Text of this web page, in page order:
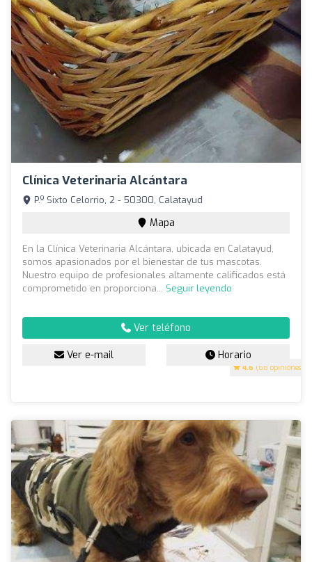
Clínica Veterinaria Alcántara
4.6 (68 opiniones)
P.º Sixto Celorrio, 2 - 50300, Calatayud
Mapa
En la Clínica Veterinaria Alcántara, ubicada en Calatayud,
somos apasionados por el bienestar de tus mascotas.
Nuestro equipo de profesionales altamente calificados está
comprometido en proporciona... Seguir leyendo
Ver teléfono
Ver e-mail Horario